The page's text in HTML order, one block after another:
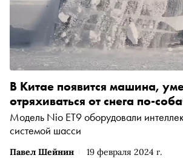
Павел Шейнин 19 февраля 2024 г.
В Китае появится машина,
отряхиваться от снега по-
Модель Nio ET9 оборудовали
системой шасси